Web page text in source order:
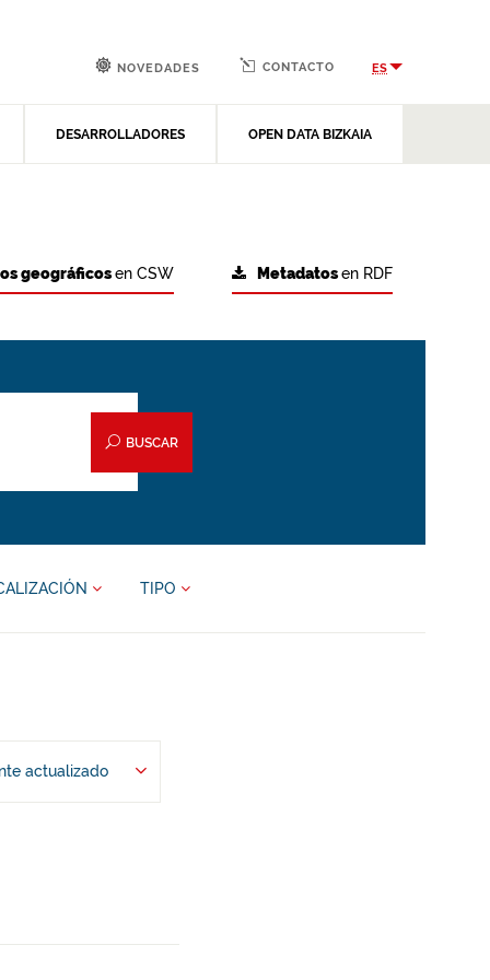
DESARROLLADORES OPEN DATA BIZKAIA
NOVEDADES CONTACTO ES
Metadatosen RDF
geográficosen CSW
BUSCAR
TIPO
actualizado